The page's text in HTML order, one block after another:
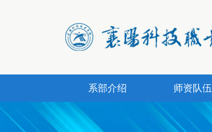
系部介绍 师资队伍